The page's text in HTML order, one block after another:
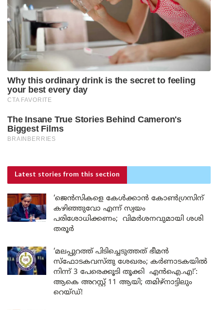
Latest stories from this section
‘ജെൻസികളെ കേൾക്കാൻ കോൺഗ്രസിന്
കഴിഞ്ഞുവോ എന്ന് സ്വയം
പരിശോധിക്കണം; വിമർശനവുമായി ശശി
തരൂർ
‘മലപ്പുറത്ത് പിടിച്ചെടുത്തത് ഭീമൻ
സ്ഫോടകവസ്തു ശേഖരം; കർണാടകയിൽ
നിന്ന് 3 പേരെക്കൂടി തൂക്കി എൻഐ.എ!’:
ആകെ അറസ്റ്റ് 11 ആയി; തമിഴ്‌നാട്ടിലും
റെയ്ഡ്!